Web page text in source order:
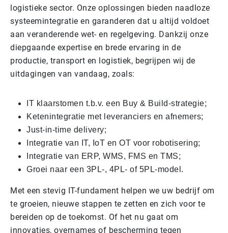
logistieke sector. Onze oplossingen bieden naadloze
systeemintegratie en garanderen dat u altijd voldoet
aan veranderende wet- en regelgeving. Dankzij onze
diepgaande expertise en brede ervaring in de
productie, transport en logistiek, begrijpen wij de
uitdagingen van vandaag, zoals:
IT klaarstomen t.b.v. een Buy & Build-strategie;
Ketenintegratie met leveranciers en afnemers;
Just-in-time delivery;
Integratie van IT, IoT en OT voor robotisering;
Integratie van ERP, WMS, FMS en TMS;
Groei naar een 3PL-, 4PL- of 5PL-model.
Met een stevig IT-fundament helpen we uw bedrijf om
te groeien, nieuwe stappen te zetten en zich voor te
bereiden op de toekomst. Of het nu gaat om
innovaties, overnames of bescherming tegen